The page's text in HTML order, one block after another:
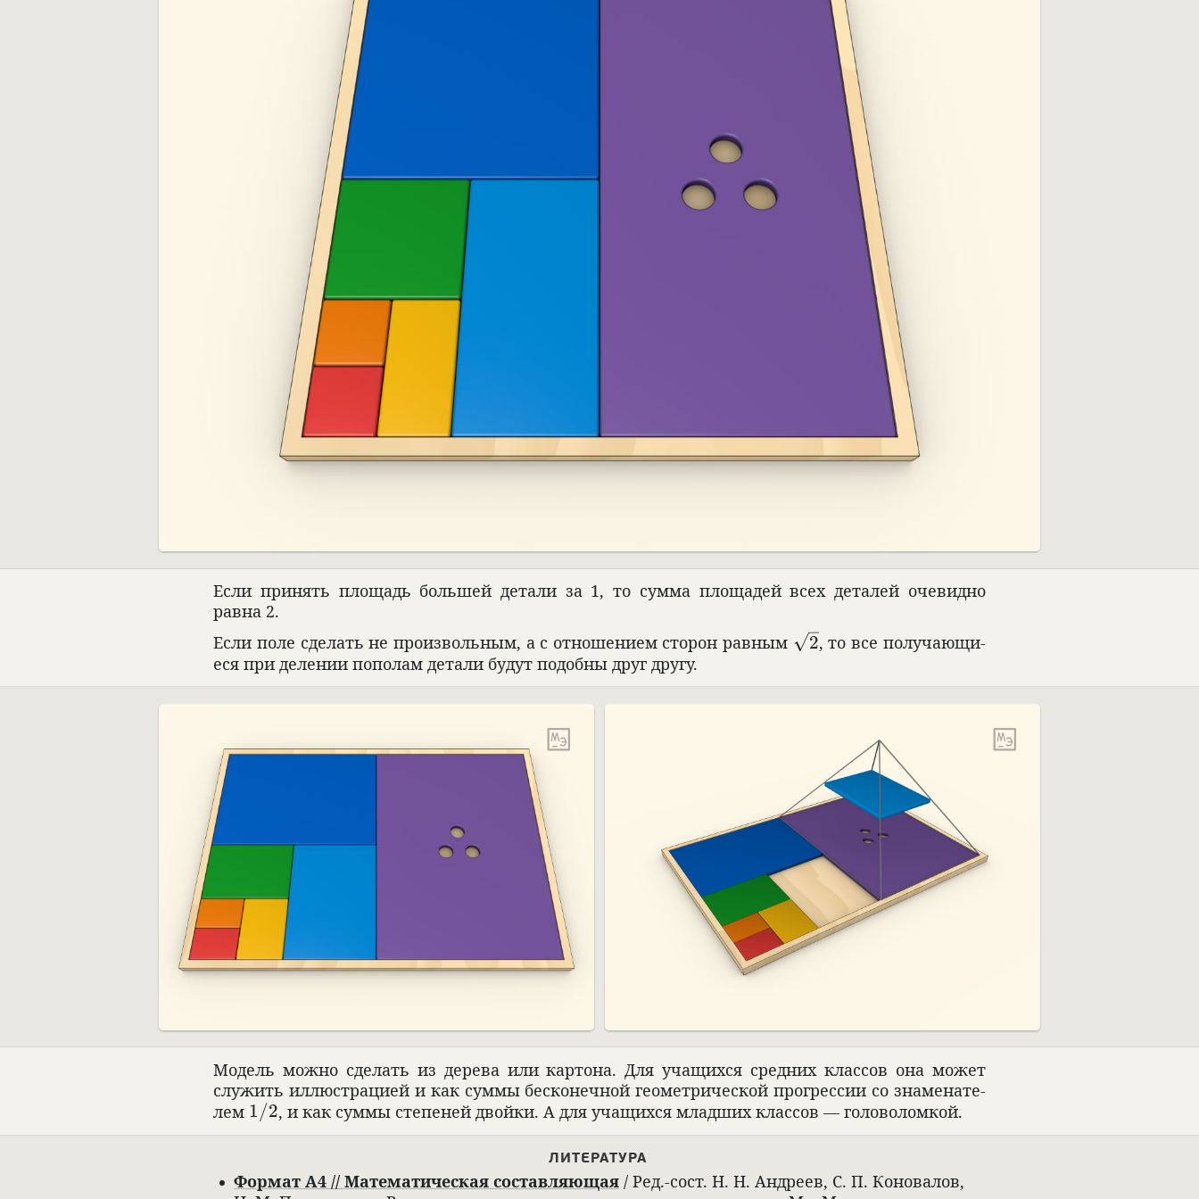
Если при­нять площадь большей детали за 1, то сумма площа­дей всех дета­лей оче­видно
равна 2.
Если поле сде­лать не про­из­воль­ным, а с отноше­нием сто­рон рав­ным \sqrt{2}
2, то все полу­чающи­
еся при деле­нии попо­лам детали будут подобны друг другу.
Модель можно сде­лать из дерева или кар­тона. Для учащихся сред­них клас­сов она может
служить иллю­страцией и как суммы бес­ко­неч­ной геомет­ри­че­ской прогрес­сии со знаме­на­те­
лем 1/2
1/2, и как суммы степе­ней двойки. А для учащихся млад­ших клас­сов — голо­во­лом­кой.
ЛИТЕ­РА­ТУРА
Формат А4 // Матема­ти­че­ская состав­ляющая / Ред.-сост. Н. Н. Андреев, С. П. Коно­ва­лов,